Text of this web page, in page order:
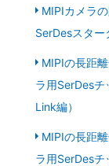
MIPIカメラ
SerDesスタ
MIPIの長距
ラ用SerDes
Link編）
MIPIの長距
ラ用SerDes